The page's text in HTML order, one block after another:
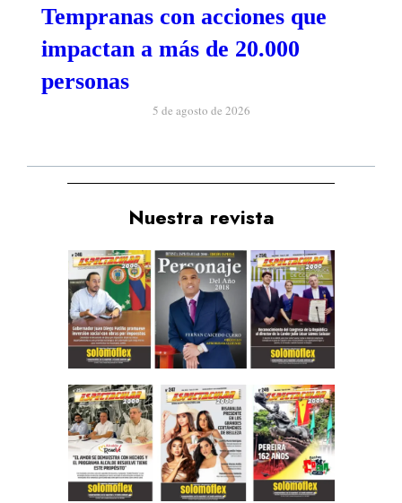
Tempranas con acciones que
impactan a más de 20.000
personas
5 de agosto de 2026
Nuestra revista